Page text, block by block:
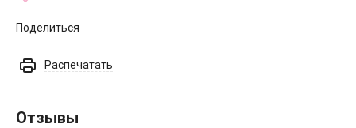
Поделиться
Распечатать
Отзывы